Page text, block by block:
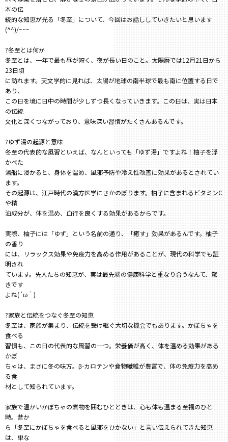
本の伝
統的な知恵が光る「冬至」について、今回はお話ししていきたいと思います
(^^)/~~~
?冬至とは何か
冬至とは、一年で最も昼が短く、夜が長い日のこと。太陽暦では12月21日から
23日頃
に訪れます。天文学的に見れば、太陽が地球の南半球で最も南に位置する日で
あり、
この日を境に日中の時間が少しずつ長くなっていきます。この日は、実は日本
の伝統
文化と深くつながっており、意味深い習慣がたくさんあるんです。
?ゆず湯の起源と意味
冬至の代表的な風習といえば、なんといっても「ゆず湯」ですよね！柚子を浮
かべた
湯船に浸かると、身体を温め、風邪予防や冷え性改善に効果があるとされてい
ます。
その起源は、江戸時代の漢方医学にさかのぼります。柚子に含まれるビタミンC
や精
油成分が、体を温め、血行を良くする効果があるからです。
実際、柚子には「ゆず」という名前の通り、「癒す」効果があるんです。柚子
の香り
には、リラックス効果や免疫力を高める作用があることが、現代の科学でも証
明され
ています。先人たちの知恵が、実は最先端の健康科学と重なり合うなんて、驚
きです
よね(´ω｀)
?家族と伝統をつなぐ冬至の知恵
冬至は、家族が集まり、伝統を受け継ぐ大切な機会でもあります。かぼちゃを
食べる
習慣も、この日の代表的な風習の一つ。栄養価が高く、体を温める効果がある
かぼ
ちゃは、まさに冬の味方。β-カロテンや食物繊維が豊富で、体の免疫力を高め
る食
材として知られています。
家族で温かいかぼちゃの煮物を囲むひとときは、心も体も温まる至福のひと
時。昔か
ら「冬至にかぼちゃを食べると風邪をひかない」と言い伝えられてきた知恵
は、単な